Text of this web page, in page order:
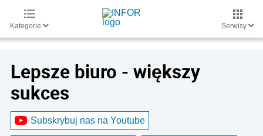
Kategorie Serwisy
Lepsze biuro - większy
sukces
Subskrybuj nas na Youtube